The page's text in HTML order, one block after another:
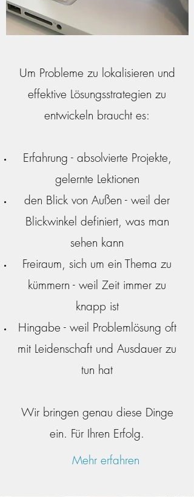
Um Probleme zu lokalisieren und
effektive Lösungsstrategien zu
entwickeln braucht es:
Erfahrung - absolvierte Projekte,
gelernte Lektionen
den Blick von Außen - weil der
Blickwinkel definiert, was man
sehen kann
Freiraum, sich um ein Thema zu
kümmern - weil Zeit immer zu
knapp ist
Hingabe - weil Problemlösung oft
mit Leidenschaft und Ausdauer zu
tun hat
Wir bringen genau diese Dinge
ein. Für Ihren Erfolg.
Mehr erfahren